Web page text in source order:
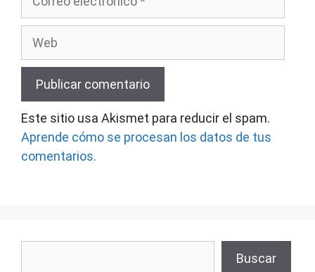
Este sitio usa Akismet para reducir el spam.
Aprende cómo se procesan los datos de tus
comentarios.
Buscar